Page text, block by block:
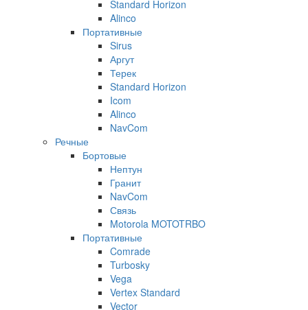
Standard Horizon
Alinco
Портативные
Sirus
Аргут
Терек
Standard Horizon
Icom
Alinco
NavCom
Речные
Бортовые
Нептун
Гранит
NavCom
Связь
Motorola MOTOTRBO
Портативные
Comrade
Turbosky
Vega
Vertex Standard
Vector